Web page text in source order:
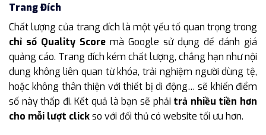
Trang Đích
Chất lượng của trang đích là một yếu tố quan trọng trong
chỉ số Quality Score mà Google sử dụng để đánh giá
quảng cáo. Trang đích kém chất lượng, chẳng hạn như nội
dung không liên quan từ khóa, trải nghiệm người dùng tệ,
hoặc không thân thiện với thiết bị di động… sẽ khiến điểm
số này thấp đi. Kết quả là bạn sẽ phải trả nhiều tiền hơn
cho mỗi lượt clickso với đối thủ có website tối ưu hơn.